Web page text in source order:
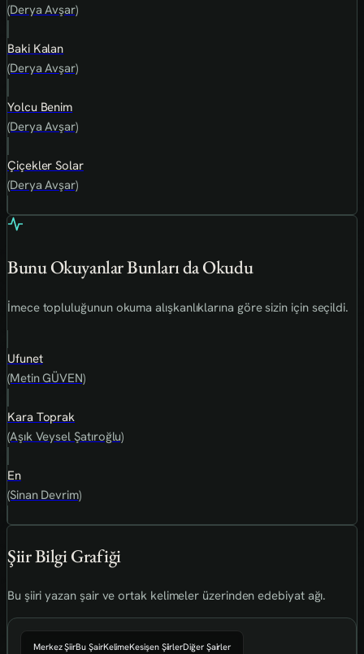
(Derya Avşar)
Baki Kalan
(Derya Avşar)
Yolcu Benim
(Derya Avşar)
Çiçekler Solar
(Derya Avşar)
Bunu Okuyanlar Bunları da Okudu
İmece topluluğunun okuma alışkanlıklarına göre sizin için seçildi.
Ufunet
(Metin GÜVEN)
Kara Toprak
(Aşık Veysel Şatıroğlu)
En
(Sinan Devrim)
Şiir Bilgi Grafiği
Bu şiiri yazan şair ve ortak kelimeler üzerinden edebiyat ağı.
Merkez ŞiirBu ŞairKelimeKesişen ŞiirlerDiğer Şairler